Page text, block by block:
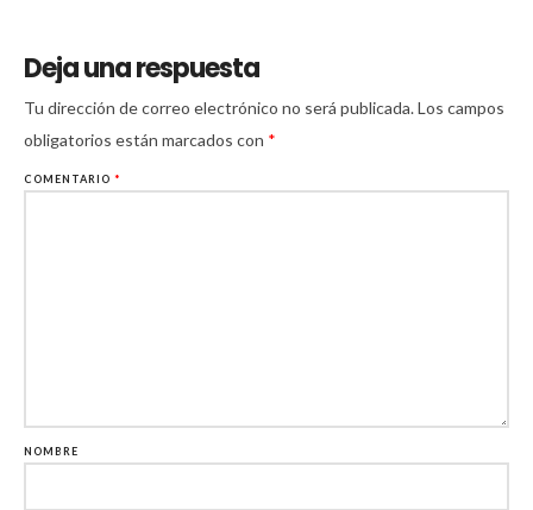
Deja una respuesta
Tu dirección de correo electrónico no será publicada.Los campos
obligatorios están marcados con *
COMENTARIO *
NOMBRE